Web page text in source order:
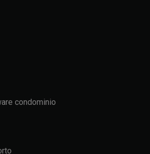
condominio